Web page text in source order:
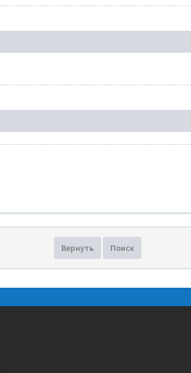
Вернуть Поиск